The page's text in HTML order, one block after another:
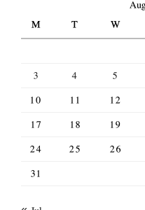
M
T W
3
4 5
10
11 12
17
18 19
24
25 26
31